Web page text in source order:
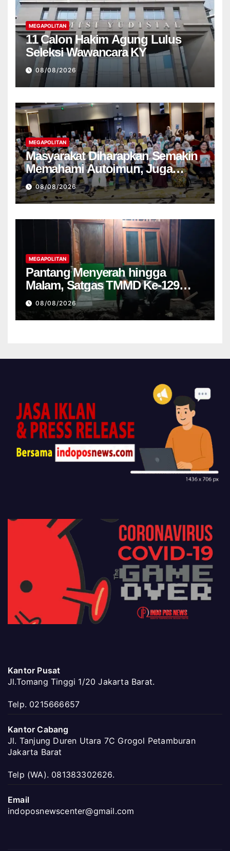
MEGAPOLITAN
11 Calon Hakim Agung Lulus
Seleksi Wawancara KY
08/08/2026
MEGAPOLITAN
Masyarakat Diharapkan Semakin
Memahami Autoimun, Juga
Kalangan Wartawan
08/08/2026
MEGAPOLITAN
Pantang Menyerah hingga
Malam, Satgas TMMD Ke-129
Kodim 1807 Sorsel Lembur
Finishing Rumah Type 36 untuk
Warga Kampung Sesor
08/08/2026
Kantor Pusat
Jl.Tomang Tinggi 1/20 Jakarta Barat.
Telp. 0215666657
Kantor Cabang
Jl. Tanjung Duren Utara 7C Grogol Petamburan
Jakarta Barat
Telp (WA). 081383302626.
Email
indoposnewscenter@gmail.com